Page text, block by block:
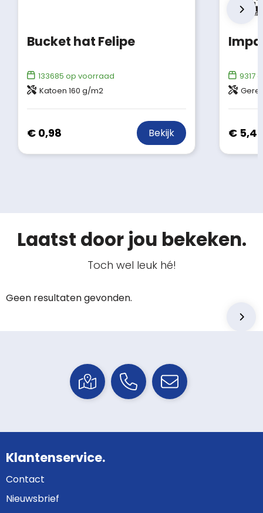
Bucket hat Felipe
133685 op voorraad
Katoen 160 g/m2
€ 0,98 Bekijk
9317
€ 5,46
Laatst door jou bekeken.
Toch wel leuk hé!
Geen resultaten gevonden.
Klantenservice.
Contact
Nieuwsbrief